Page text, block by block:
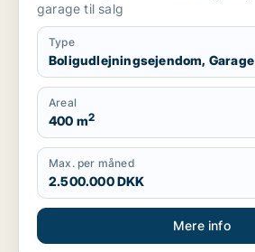
garage til salg
Type
Boligudlejningsejendom, Garage
Areal
400 m2
Max. per måned
2.500.000 DKK
Mere info